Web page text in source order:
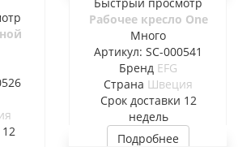
12
Рабочее кресло One
Много
Артикул: SC-000541
Бренд EFG
Страна Швеция
Cрок доставки 12
недель
Подробнее